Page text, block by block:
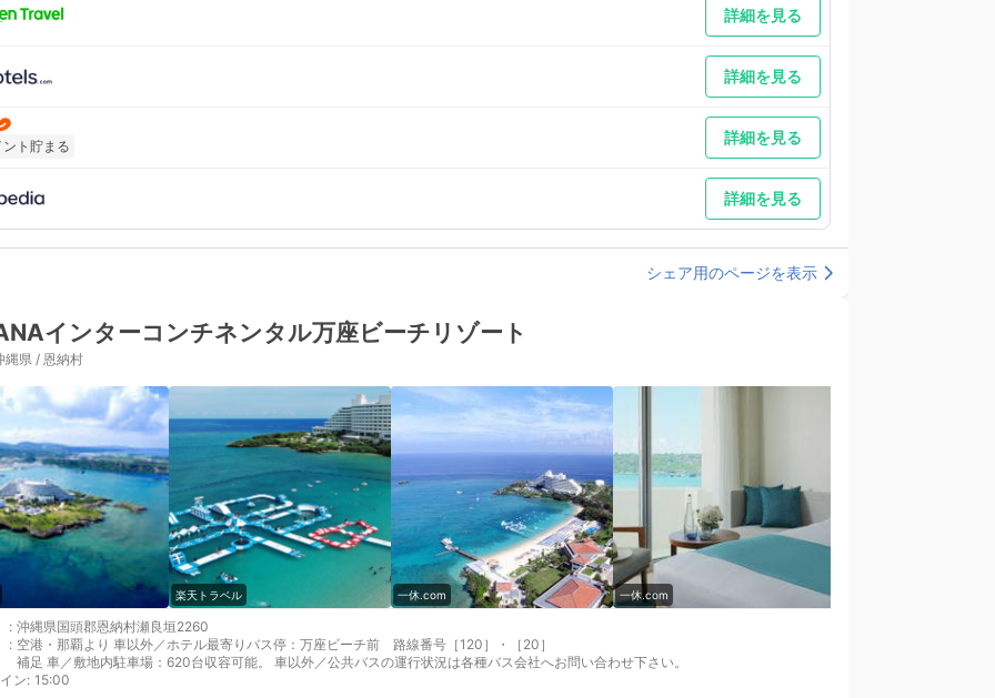
詳細を見る
詳細を見る
ント貯まる 詳細を見る
詳細を見る
シェア用のページを表示
インターコンチネンタル万座ビーチリゾート
縄県 / 恩納村
楽天トラベル 一休.com 一休.com
: 沖縄県国頭郡恩納村瀬良垣2260
: 空港・那覇より 車以外／ホテル最寄りバス停：万座ビーチ前 路線番号［120］・［20］
補足 車／敷地内駐車場：620台収容可能。 車以外／公共バスの運行状況は各種バス会社へお問い合わせ下さい。
ン: 15:00